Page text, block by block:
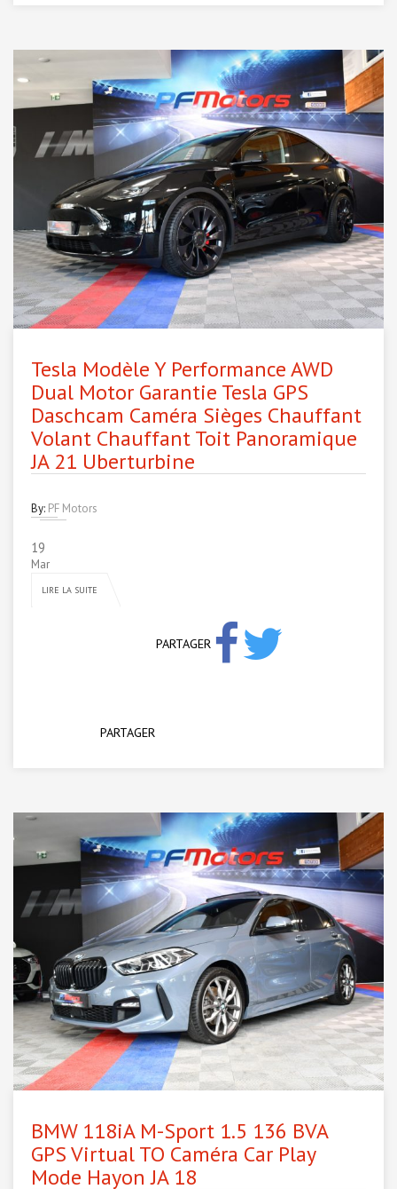
Tesla Modèle Y Performance AWD
Dual Motor Garantie Tesla GPS
Daschcam Caméra Sièges Chauffant
Volant Chauffant Toit Panoramique
JA 21 Uberturbine
By: PF Motors
19
Mar
LIRE LA SUITE
PARTAGER
PARTAGER
BMW 118iA M-Sport 1.5 136 BVA
GPS Virtual TO Caméra Car Play
Mode Hayon JA 18